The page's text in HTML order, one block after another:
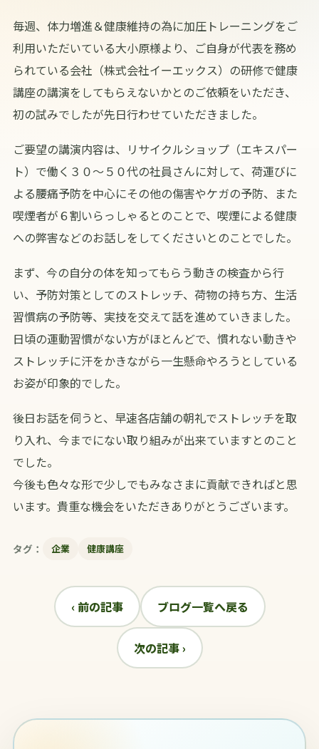
毎週、体力増進＆健康維持の為に加圧トレーニングをご
利用いただいている大小原様より、ご自身が代表を務め
られている会社（株式会社イーエックス）の研修で健康
講座の講演をしてもらえないかとのご依頼をいただき、
初の試みでしたが先日行わせていただきました。
ご要望の講演内容は、リサイクルショップ（エキスパー
ト）で働く３０～５０代の社員さんに対して、荷運びに
よる腰痛予防を中心にその他の傷害やケガの予防、また
喫煙者が６割いらっしゃるとのことで、喫煙による健康
への弊害などのお話しをしてくださいとのことでした。
まず、今の自分の体を知ってもらう動きの検査から行
い、予防対策としてのストレッチ、荷物の持ち方、生活
習慣病の予防等、実技を交えて話を進めていきました。
日頃の運動習慣がない方がほとんどで、慣れない動きや
ストレッチに汗をかきながら一生懸命やろうとしている
お姿が印象的でした。
後日お話を伺うと、早速各店舗の朝礼でストレッチを取
り入れ、今までにない取り組みが出来ていますとのこと
でした。
今後も色々な形で少しでもみなさまに貢献できればと思
います。貴重な機会をいただきありがとうございます。
タグ： 企業 健康講座
‹ 前の記事 ブログ一覧へ戻る
次の記事 ›